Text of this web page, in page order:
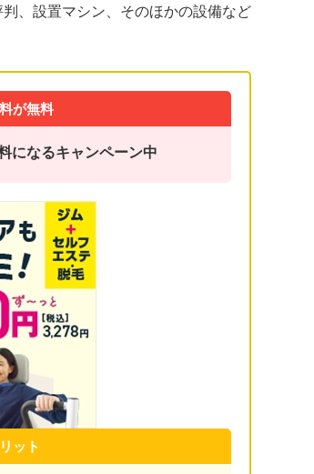
、設置マシン、そのほかの設備など
が無料
になるキャンペーン中
ット